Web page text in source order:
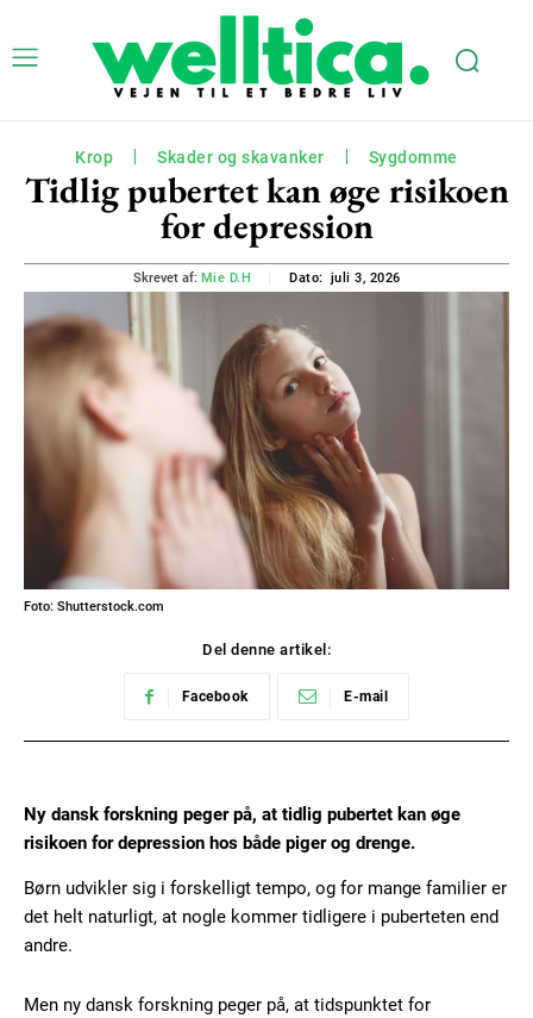
Krop Skader og skavanker Sygdomme
Tidlig pubertet kan øge risikoen
for depression
Skrevet af: Mie D.H Dato: juli 3, 2026
Foto: Shutterstock.com
Del denne artikel:
Facebook E-mail
Ny dansk forskning peger på, at tidlig pubertet kan øge
risikoen for depression hos både piger og drenge.
Børn udvikler sig i forskelligt tempo, og for mange familier er
det helt naturligt, at nogle kommer tidligere i puberteten end
andre.
Men ny dansk forskning peger på, at tidspunktet for